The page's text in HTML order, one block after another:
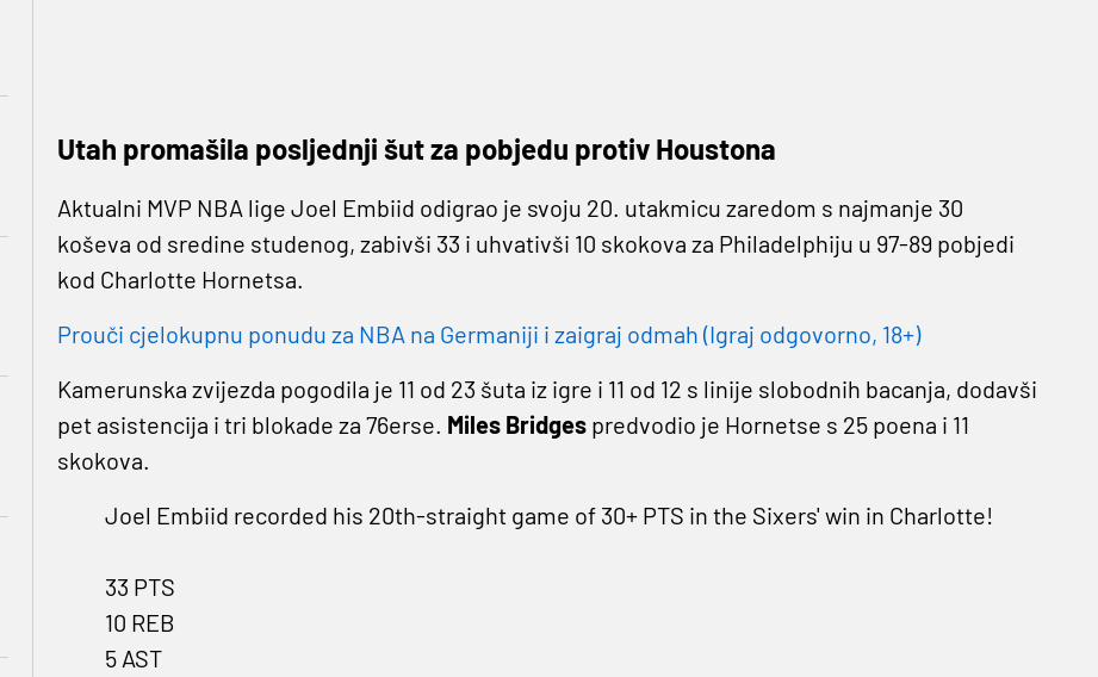
Utah promašila posljednji šut za pobjedu protiv Houstona
Aktualni MVP NBA lige Joel Embiid odigrao je svoju 20. utakmicu zaredom s najmanje 30
koševa od sredine studenog, zabivši 33 i uhvativši 10 skokova za Philadelphiju u 97-89 pobjedi
kod Charlotte Hornetsa.
Prouči cjelokupnu ponudu za NBA na Germaniji i zaigraj odmah (Igraj odgovorno, 18+)
Kamerunska zvijezda pogodila je 11 od 23 šuta iz igre i 11 od 12 s linije slobodnih bacanja, dodavši
pet asistencija i tri blokade za 76erse. Miles Bridgespredvodio je Hornetse s 25 poena i 11
skokova.
Joel Embiid recorded his 20th-straight game of 30+ PTS in the Sixers' win in Charlotte!
33 PTS
10 REB
5 AST